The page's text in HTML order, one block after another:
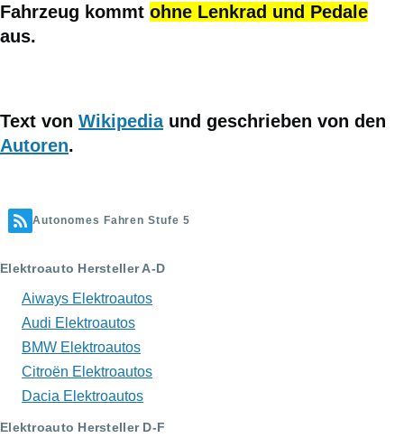
Fahrzeug kommt ohne Lenkrad und Pedale
aus.
Text von Wikipediaund geschrieben von den
Autoren.
Autonomes Fahren Stufe 5
Elektroauto Hersteller A-D
Aiways Elektroautos
Audi Elektroautos
BMW Elektroautos
Citroën Elektroautos
Dacia Elektroautos
Elektroauto Hersteller D-F